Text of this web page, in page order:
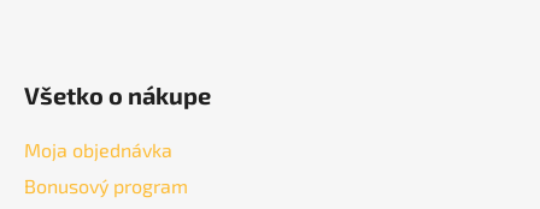
Všetko o nákupe
Moja objednávka
Bonusový program